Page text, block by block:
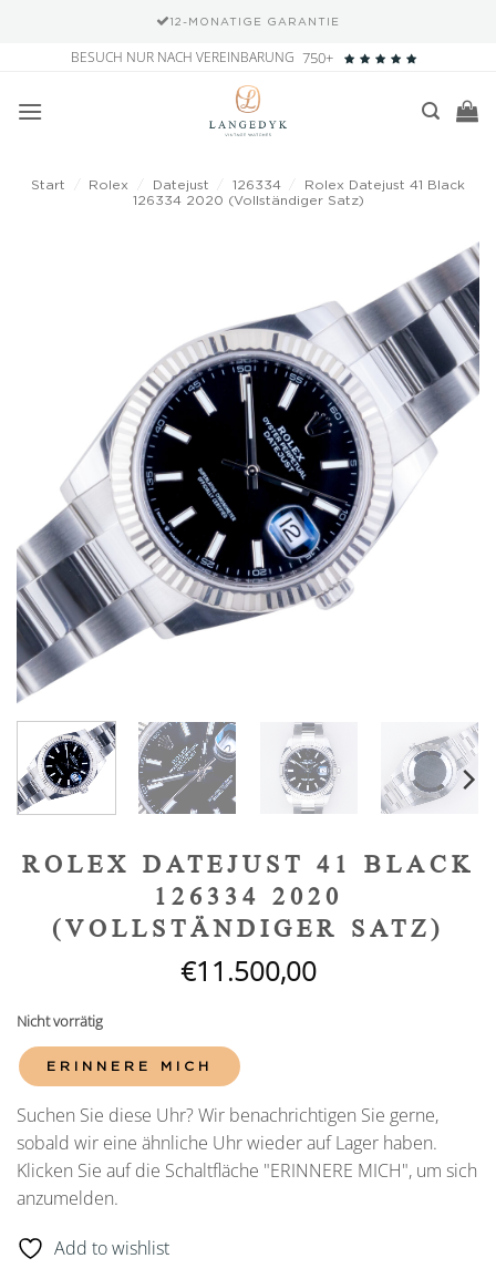
12-MONATIGE GARANTIE
springen
BESUCH NUR NACH VEREINBARUNG 750+
Start Rolex Datejust 126334
Rolex Datejust 41 Black
126334 2020 (Vollständiger Satz)
Add to
wishlist
ROLEX DATEJUST 41 BLACK
126334 2020
(VOLLSTÄNDIGER SATZ)
€11.500,00
Nicht vorrätig
ERINNERE MICH
Suchen Sie diese Uhr? Wir benachrichtigen Sie gerne,
sobald wir eine ähnliche Uhr wieder auf Lager haben.
Klicken Sie auf die Schaltfläche "ERINNERE MICH", um sich
anzumelden.
Add to wishlist